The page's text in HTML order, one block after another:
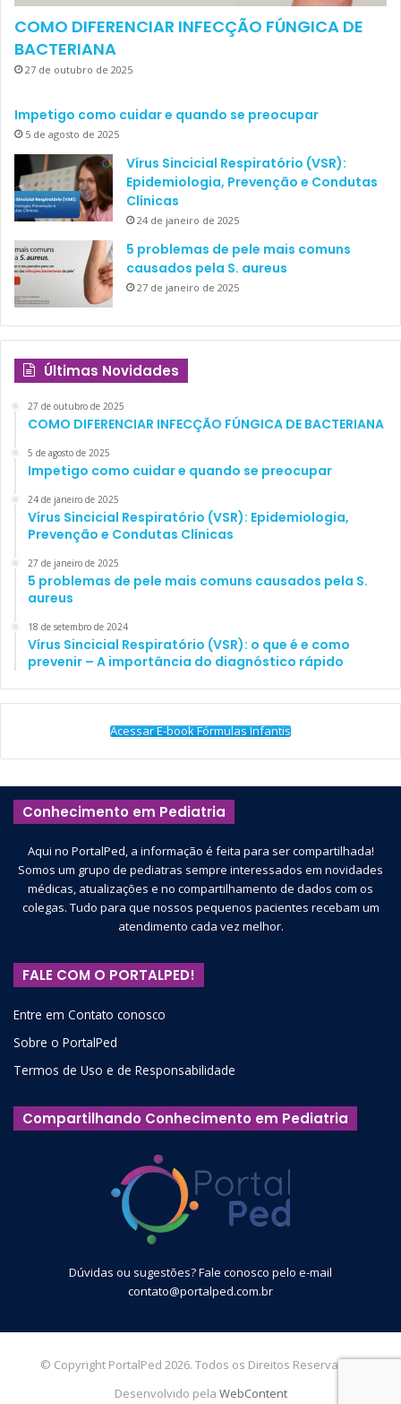
COMO DIFERENCIAR INFECÇÃO FÚNGICA DE
BACTERIANA
27 de outubro de 2025
Impetigo como cuidar e quando se preocupar
5 de agosto de 2025
Vírus Sincicial Respiratório (VSR):
Epidemiologia, Prevenção e Condutas
Clínicas
24 de janeiro de 2025
5 problemas de pele mais comuns
causados pela S. aureus
27 de janeiro de 2025
Últimas Novidades
27 de outubro de 2025
COMO DIFERENCIAR INFECÇÃO FÚNGICA DE BACTERIANA
5 de agosto de 2025
Impetigo como cuidar e quando se preocupar
24 de janeiro de 2025
Vírus Sincicial Respiratório (VSR): Epidemiologia,
Prevenção e Condutas Clínicas
27 de janeiro de 2025
5 problemas de pele mais comuns causados pela S.
aureus
18 de setembro de 2024
Vírus Sincicial Respiratório (VSR): o que é e como
prevenir – A importância do diagnóstico rápido
Acessar E-book Fórmulas Infantis
Conhecimento em Pediatria
Aqui no PortalPed, a informação é feita para ser compartilhada!
Somos um grupo de pediatras sempre interessados em novidades
médicas, atualizações e no compartilhamento de dados com os
colegas. Tudo para que nossos pequenos pacientes recebam um
atendimento cada vez melhor.
FALE COM O PORTALPED!
Entre em Contato conosco
Sobre o PortalPed
Termos de Uso e de Responsabilidade
Compartilhando Conhecimento em Pediatria
Dúvidas ou sugestões? Fale conosco pelo e-mail
contato@portalped.com.br
© Copyright PortalPed 2026. Todos os Direitos Reservados.
Desenvolvido pela WebContent